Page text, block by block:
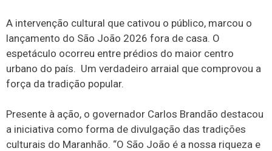
A intervenção cultural que cativou o público, marcou o
lançamento do São João 2026 fora de casa. O
espetáculo ocorreu entre prédios do maior centro
urbano do país. Um verdadeiro arraial que comprovou a
força da tradição popular.
Presente à ação, o governador Carlos Brandão destacou
a iniciativa como forma de divulgação das tradições
culturais do Maranhão. “O São João é a nossa riqueza e